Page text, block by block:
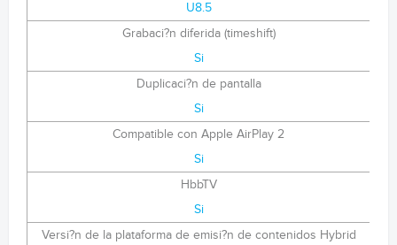
U8.5
Grabaci?n diferida (timeshift)
Si
Duplicaci?n de pantalla
Si
Compatible con Apple AirPlay 2
Si
HbbTV
Si
Versi?n de la plataforma de emisi?n de contenidos Hybrid